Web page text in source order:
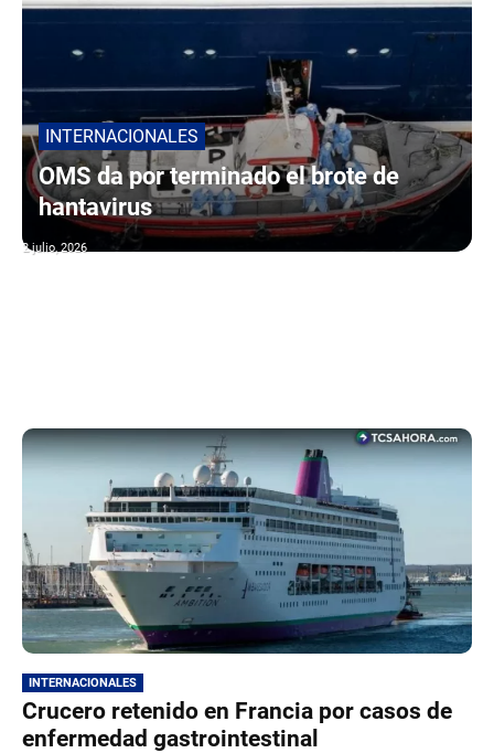
INTERNACIONALES
OMS da por terminado el brote de
hantavirus
2 julio, 2026
INTERNACIONALES
Crucero retenido en Francia por casos de
enfermedad gastrointestinal